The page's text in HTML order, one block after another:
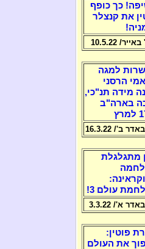
כך כופף
את קנצלר
10.5.22
למגה
הרסני
מידה תנ"כי,
בארה"ב
ב'/ 16.3.22
מתגלגלת
עולם 3!
א'/ 3.3.22
פוטין:
את העולם